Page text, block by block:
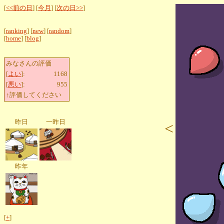
[<<前の日 ] [今月 ] [次の日>>]
[ranking] [new] [random]
[home] [blog]
みなさんの評価
[よい]:
1168
[悪い]:
955
↑評価してください
昨日 一昨日
昨年
[+]
<